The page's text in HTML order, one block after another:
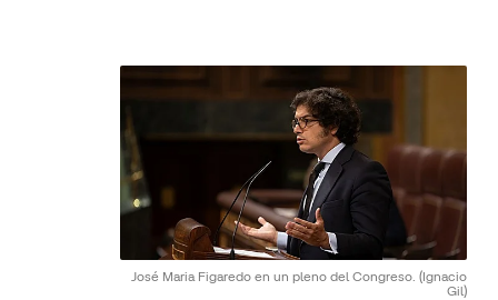
José Maria Figaredo en un pleno del Congreso. (Ignacio
Gil)